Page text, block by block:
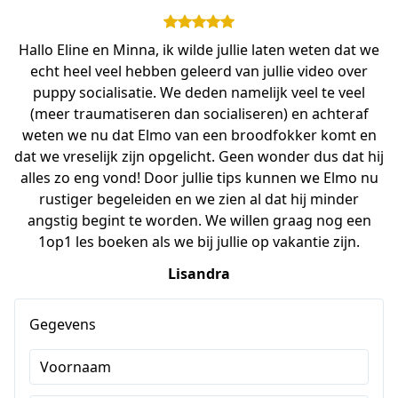
Hallo Eline en Minna, ik wilde jullie laten weten dat we
echt heel veel hebben geleerd van jullie video over
puppy socialisatie. We deden namelijk veel te veel
(meer traumatiseren dan socialiseren) en achteraf
weten we nu dat Elmo van een broodfokker komt en
dat we vreselijk zijn opgelicht. Geen wonder dus dat hij
alles zo eng vond! Door jullie tips kunnen we Elmo nu
rustiger begeleiden en we zien al dat hij minder
angstig begint te worden. We willen graag nog een
1op1 les boeken als we bij jullie op vakantie zijn.
Lisandra
Gegevens
Voornaam